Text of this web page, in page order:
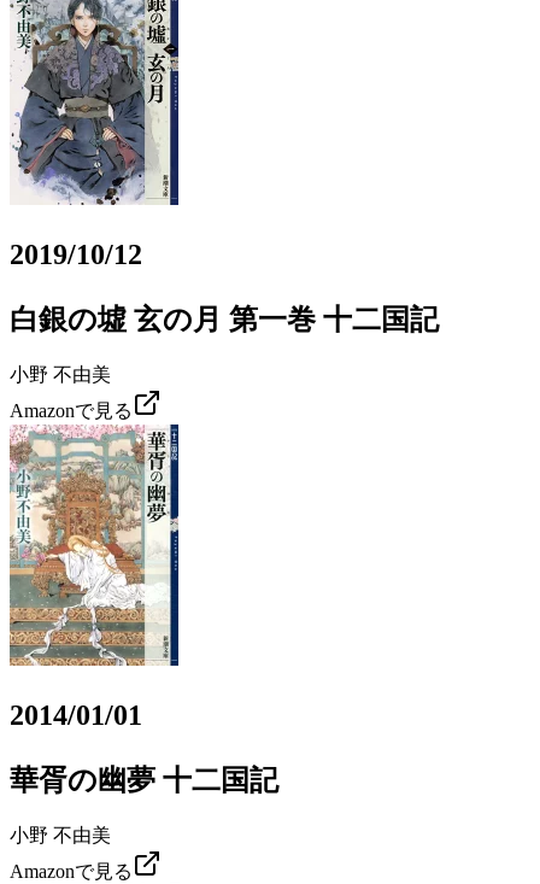
2019/10/12
白銀の墟 玄の月 第一巻 十二国記
小野 不由美
Amazonで見る
2014/01/01
華胥の幽夢 十二国記
小野 不由美
Amazonで見る